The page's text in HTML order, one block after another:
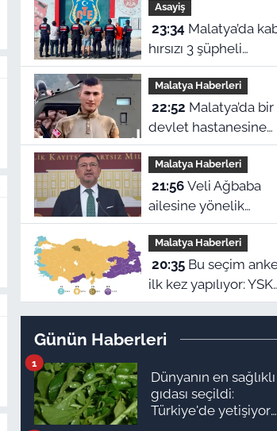
Yavuz'dan çağrı
Asayiş
23:34
hırsızı 3 şüpheli
suçüstü yakalanarak
tutuklandı
Malatya Haberleri
22:52
devlet hastanesine
ismi verilen Eyüp
Hacıoğlu kimdir? İşte
duygu dolu hikayesi
Malatya Haberleri
21:56Veli Ağbaba
ailesine yönelik
suçlamalara tepki
gösterdi: “Zehir olsun”
Malatya Haberleri
20:35Bu seçim anketi
ilk kez yapılıyor: YSK
Yeni Parti’yi veto
sonuç ne olur?
Günün Haberleri
Dünyanın en sağlıklı
gıdası seçildi:
Türkiye'de yetişiyor
1